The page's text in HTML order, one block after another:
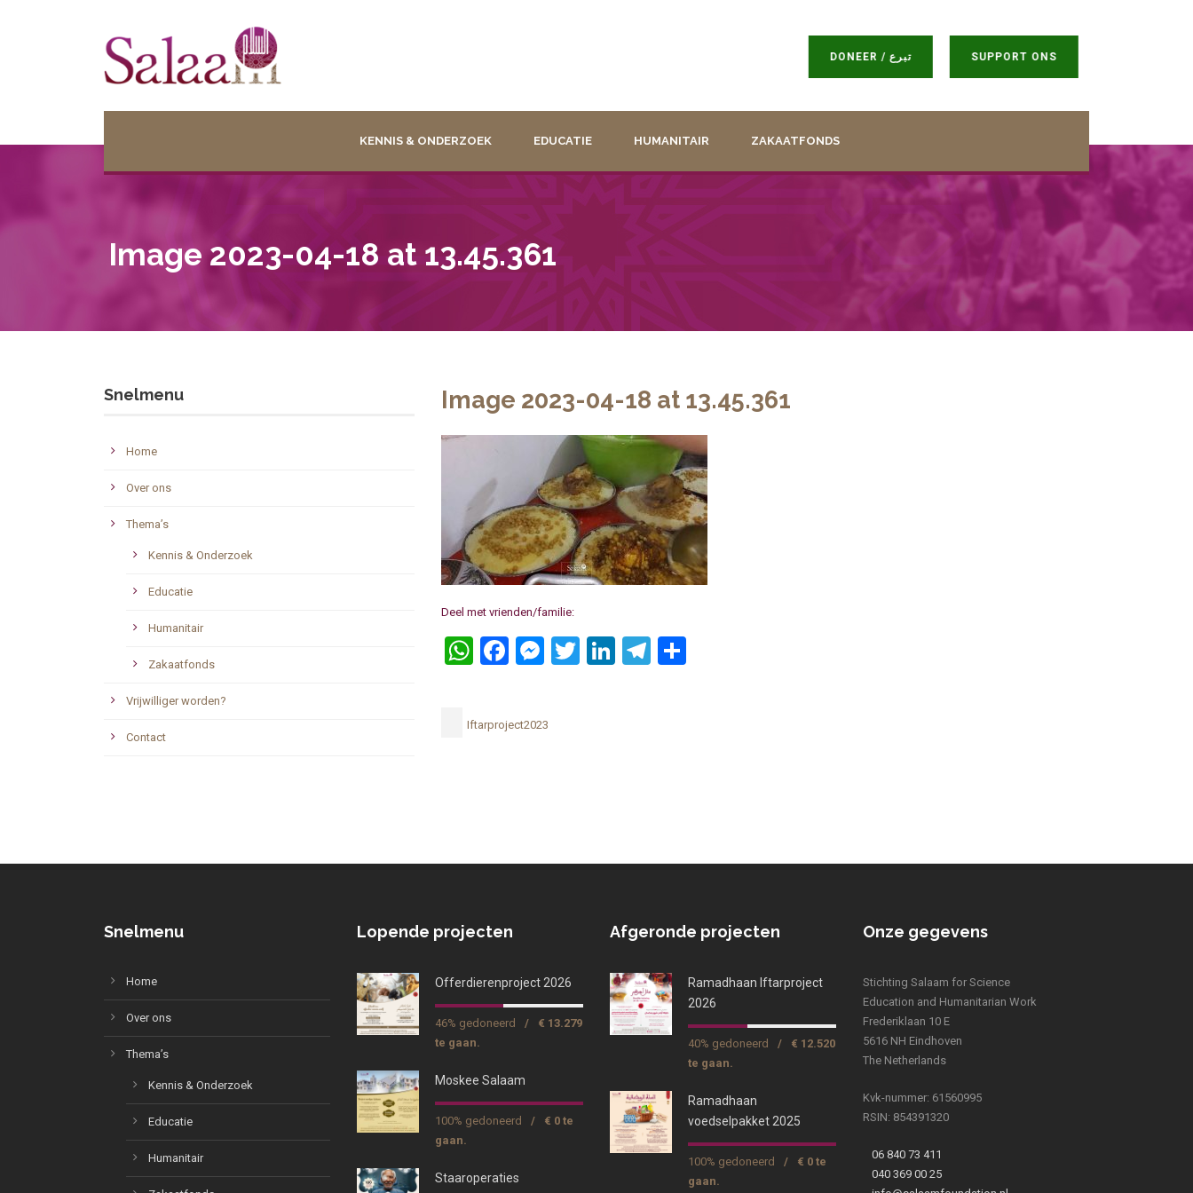
DONEER / تبرع SUPPORT ONS
KENNIS & ONDERZOEK EDUCATIE HUMANITAIR ZAKAATFONDS
Image 2023-04-18 at 13.45.361
Image 2023-04-18 at 13.45.361
Deel met vrienden/familie:
WhatsApp
Facebook
Messenger
Twitter
LinkedIn
Telegram
Iftarproject2023
Snelmenu
Home
Over ons
Thema’s
Kennis & Onderzoek
Educatie
Humanitair
Zakaatfonds
Vrijwilliger worden?
Contact
Snelmenu
Home
Over ons
Thema’s
Kennis & Onderzoek
Educatie
Humanitair
Lopende projecten
Offerdierenproject 2026
46% gedoneerd /
€ 13.279
te gaan.
Moskee Salaam
100% gedoneerd /
€ 0 te
gaan.
Staaroperaties
Afgeronde projecten
Ramadhaan Iftarproject
2026
40% gedoneerd /
€ 12.520
te gaan.
Ramadhaan
voedselpakket 2025
100% gedoneerd /
€ 0 te
gaan.
Onze gegevens
Stichting Salaam for Science
Education and Humanitarian Work
Frederiklaan 10 E
5616 NH Eindhoven
The Netherlands
Kvk-nummer: 61560995
RSIN: 854391320
06 840 73 411
040 369 00 25